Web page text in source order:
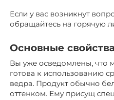
Если у вас возникнут
обращайтесь на горячую
Основные
Вы уже осведомлены, что
готова к использованию
ведра. Продукт обычно
оттенком. Ему присущ